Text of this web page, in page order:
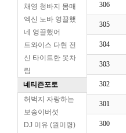
채영 청바지 몸매
엑신 노바 영끌했
네 영끌했어
트와이스 다현 전
신 타이트한 옷차
림
네티즌포토
허벅지 자랑하는
보송이버섯
DJ 미유 (원미령)
306
305
304
303
302
301
300